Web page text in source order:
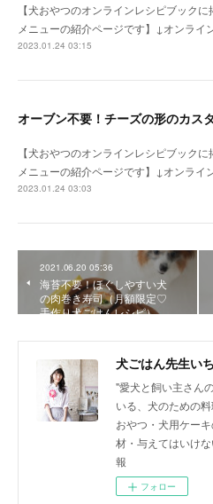
【犬おやつのオンラインレシピブック
メニューの紹介ページです】↓オンライ
2023.01.24 03:15
【犬おやつのオンラインレシピブック
メニューの紹介ページです】↓オンライ
2023.01.24 03:03
2021.06.20 05:36
海苔不要！ほぐしやすい犬
の肉巻き寿司（月額限定♡
手作り犬ごはんレシピ）
"愛犬と飼い主さん
いる、犬のための
おやつ・犬用ケー
材・与えてはいけ
報
フォロー